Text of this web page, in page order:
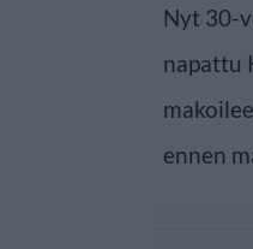
Nyt 30-
napattu
ennen